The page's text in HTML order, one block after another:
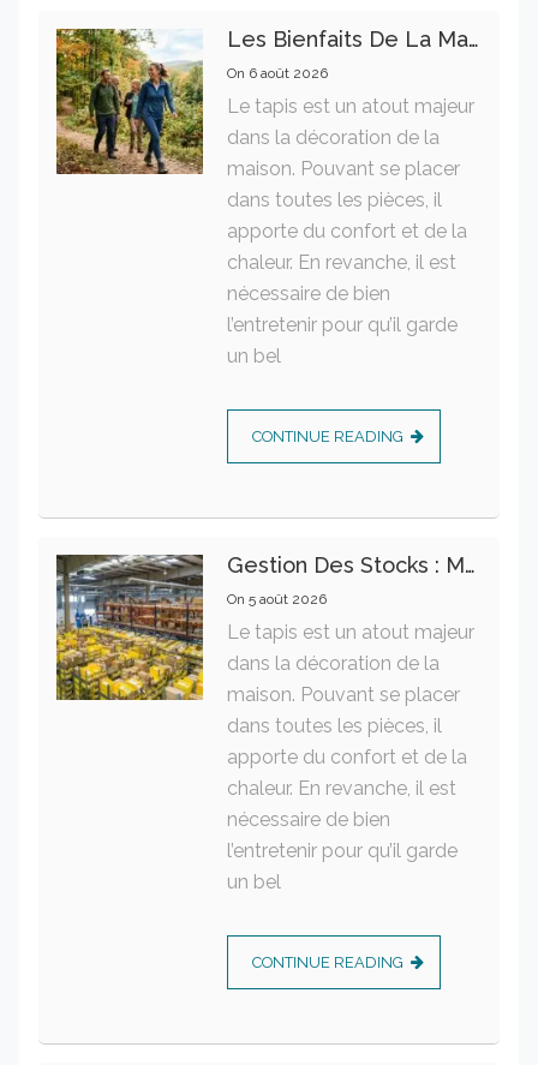
Les Bienfaits De La Marche Sur La Santé Physique Et Mentale
On 6 août 2026
Le tapis est un atout majeur
dans la décoration de la
maison. Pouvant se placer
dans toutes les pièces, il
apporte du confort et de la
chaleur. En revanche, il est
nécessaire de bien
l’entretenir pour qu’il garde
un bel
CONTINUE READING
Gestion Des Stocks : Meilleures Pratiques Intralogistiques
On 5 août 2026
Le tapis est un atout majeur
dans la décoration de la
maison. Pouvant se placer
dans toutes les pièces, il
apporte du confort et de la
chaleur. En revanche, il est
nécessaire de bien
l’entretenir pour qu’il garde
un bel
CONTINUE READING